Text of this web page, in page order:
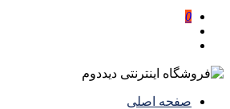
0
صفحه اصلی